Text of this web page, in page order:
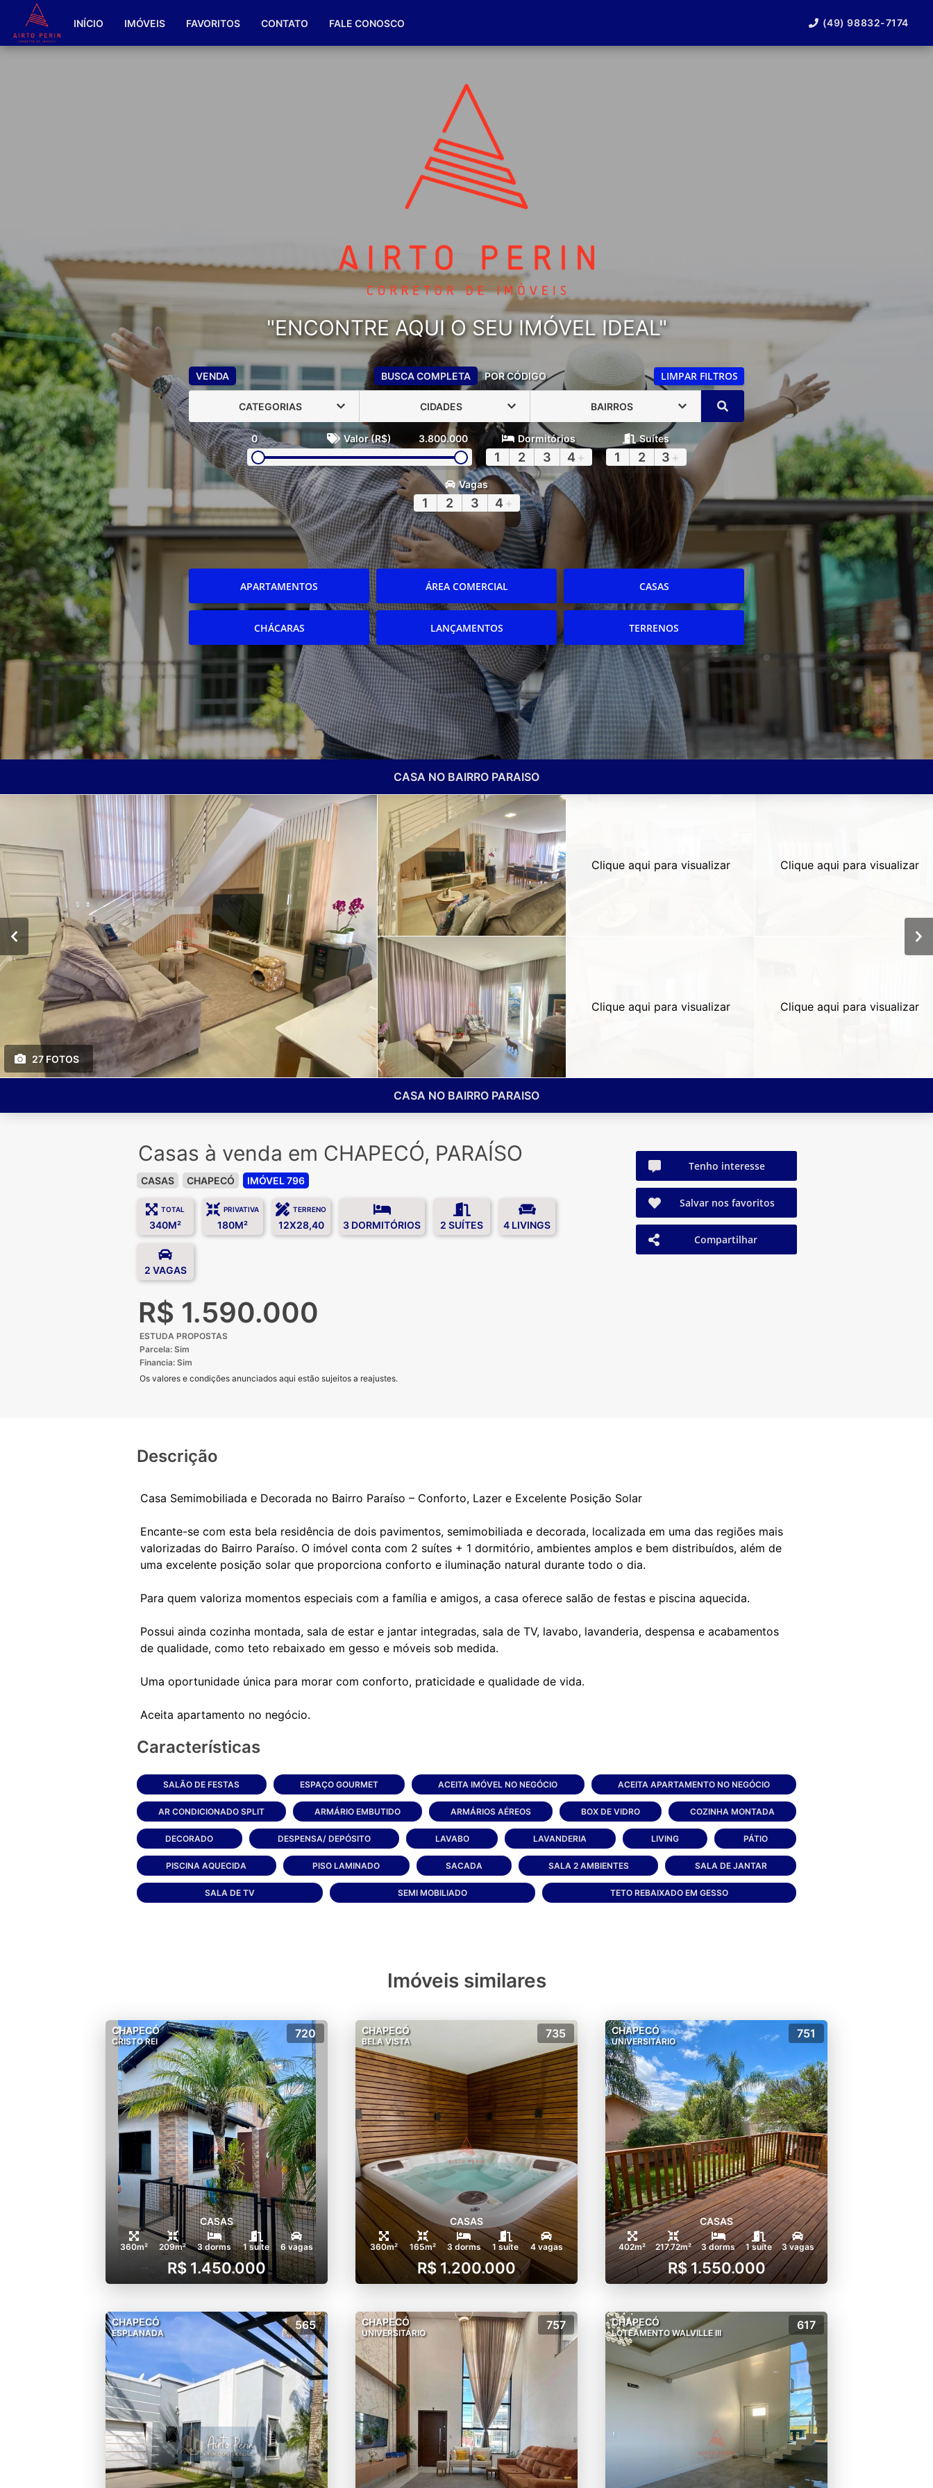
INÍCIO IMÓVEIS FAVORITOS CONTATO FALE CONOSCO (49) 98832-7174
"ENCONTRE AQUI O SEU IMÓVEL IDEAL"
VENDA BUSCA COMPLETA POR CÓDIGO LIMPAR FILTROS
CATEGORIAS CIDADES BAIRROS
0 Valor (R$) 3.800.000 Dormitórios
1 2 3 4 +
Suítes
1 2 3 +
Vagas
1 2 3 4 +
APARTAMENTOS ÁREA COMERCIAL CASAS
CHÁCARAS LANÇAMENTOS TERRENOS
CASA NO BAIRRO PARAISO
27 FOTOS
Clique aqui para visualizar
Clique aqui para visualizar
Clique aqui para visualizar
Clique aqui para visualizar
CASA NO BAIRRO PARAISO
Casas à venda em CHAPECÓ, PARAÍSO
CASAS CHAPECÓ IMÓVEL 796
TOTAL
340M²
PRIVATIVA
180M²
TERRENO
12X28,40 3 DORMITÓRIOS 2 SUÍTES 4 LIVINGS
2 VAGAS
R$ 1.590.000
ESTUDA PROPOSTAS
Parcela: Sim
Financia: Sim
Os valores e condições anunciados aqui estão sujeitos a reajustes.
Tenho interesse
Salvar nos favoritos
Compartilhar
Descrição
Casa Semimobiliada e Decorada no Bairro Paraíso – Conforto, Lazer e Excelente Posição Solar
Encante-se com esta bela residência de dois pavimentos, semimobiliada e decorada, localizada em uma das regiões mais
valorizadas do Bairro Paraíso. O imóvel conta com 2 suítes + 1 dormitório, ambientes amplos e bem distribuídos, além de
uma excelente posição solar que proporciona conforto e iluminação natural durante todo o dia.
Para quem valoriza momentos especiais com a família e amigos, a casa oferece salão de festas e piscina aquecida.
Possui ainda cozinha montada, sala de estar e jantar integradas, sala de TV, lavabo, lavanderia, despensa e acabamentos
de qualidade, como teto rebaixado em gesso e móveis sob medida.
Uma oportunidade única para morar com conforto, praticidade e qualidade de vida.
Características
SALÃO DE FESTAS ESPAÇO GOURMET ACEITA IMÓVEL NO NEGÓCIO ACEITA APARTAMENTO NO NEGÓCIO
AR CONDICIONADO SPLIT ARMÁRIO EMBUTIDO ARMÁRIOS AÉREOS BOX DE VIDRO COZINHA MONTADA
DECORADO DESPENSA/ DEPÓSITO LAVABO LAVANDERIA LIVING PÁTIO
PISCINA AQUECIDA PISO LAMINADO SACADA SALA 2 AMBIENTES SALA DE JANTAR
SALA DE TV SEMI MOBILIADO TETO REBAIXADO EM GESSO
Imóveis similares
CHAPECÓ
CRISTO REI
720
CASAS
360m² 209m² 3 dorms 1 suíte 6 vagas
R$ 1.450.000
CHAPECÓ
BELA VISTA
735
CASAS
360m² 165m² 3 dorms 1 suíte 4 vagas
R$ 1.200.000
CHAPECÓ
UNIVERSITÁRIO
751
CASAS
402m² 217.72m² 3 dorms 1 suíte 3 vagas
R$ 1.550.000
CHAPECÓ
ESPLANADA
565 CHAPECÓ
UNIVERSITÁRIO
757 CHAPECÓ
LOTEAMENTO WALVILLE III
617